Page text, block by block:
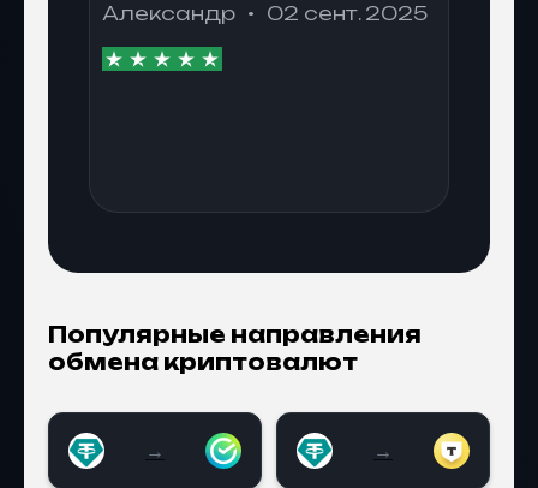
Александр 02 сент. 2025
Популярные направления
обмена криптовалют
→
USDT на Сбербанк
→
USDT на Тинькофф